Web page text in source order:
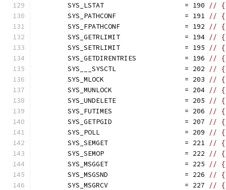
	SYS_LSTAT                    = 190
// {
	SYS_PATHCONF                 = 191
// {
	SYS_FPATHCONF                = 192
// {
	SYS_GETRLIMIT                = 194
// {
	SYS_SETRLIMIT                = 195
// {
	SYS_GETDIRENTRIES            = 196
// {
	SYS___SYSCTL                 = 202
// {
	SYS_MLOCK                    = 203
// {
	SYS_MUNLOCK                  = 204
// {
	SYS_UNDELETE                 = 205
// {
	SYS_FUTIMES                  = 206
// {
	SYS_GETPGID                  = 207
// {
	SYS_POLL                     = 209
// {
	SYS_SEMGET                   = 221
// {
	SYS_SEMOP                    = 222
// {
	SYS_MSGGET                   = 225
// {
	SYS_MSGSND                   = 226
// {
	SYS_MSGRCV                   = 227
// {